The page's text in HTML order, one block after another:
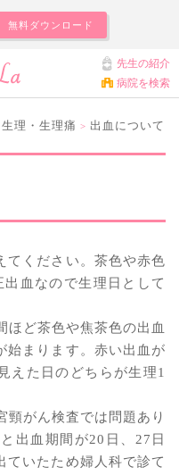
無料ダウンロード
先生の紹介
病院を検索
生理・生理痛 > 出血について
てください。茶色や赤色
血なので生理日として
ほど茶色や焦茶色の出血
始まります。赤い出血が
えた日のどちらが生理1
頸がん検査では問題あり
出血期間が20日、27日
ていたため婦人科で診て